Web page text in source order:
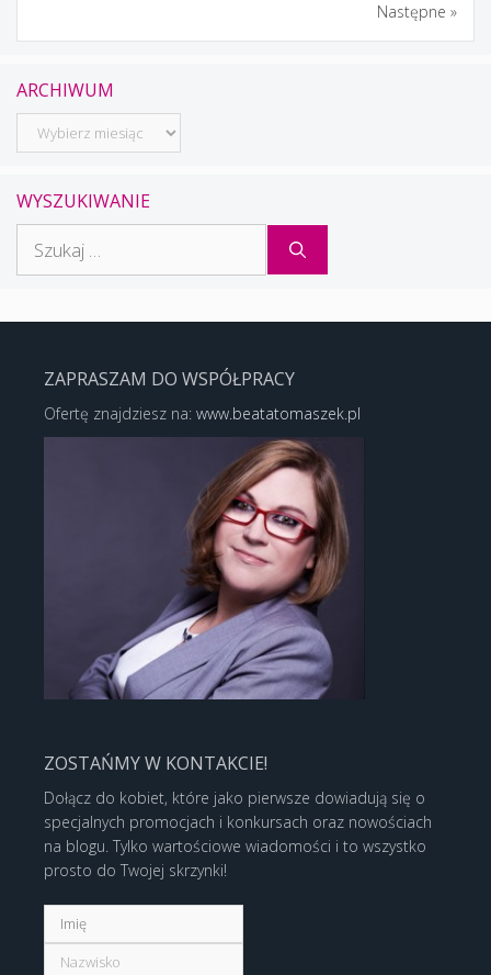
Następne »
ARCHIWUM
Archiwum
WYSZUKIWANIE
ZAPRASZAM DO WSPÓŁPRACY
Ofertę znajdziesz na: www.beatatomaszek.pl
ZOSTAŃMY W KONTAKCIE!
Dołącz do kobiet, które jako pierwsze dowiadują się o
specjalnych promocjach i konkursach oraz nowościach
na blogu. Tylko wartościowe wiadomości i to wszystko
prosto do Twojej skrzynki!